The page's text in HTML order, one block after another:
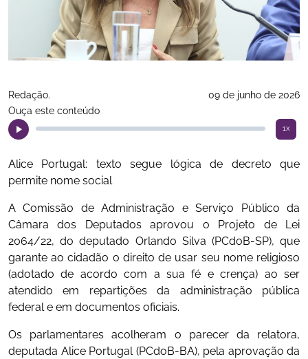
Redação.
09 de junho de 2026
Ouça este conteúdo
1x
Alice Portugal: texto segue lógica de decreto que
permite nome social
A Comissão de Administração e Serviço Público da
Câmara dos Deputados aprovou o Projeto de Lei
2064/22, do deputado Orlando Silva (PCdoB-SP), que
garante ao cidadão o direito de usar seu nome religioso
(adotado de acordo com a sua fé e crença) ao ser
atendido em repartições da administração pública
federal e em documentos oficiais.
Os parlamentares acolheram o parecer da relatora,
deputada Alice Portugal (PCdoB-BA), pela aprovação da